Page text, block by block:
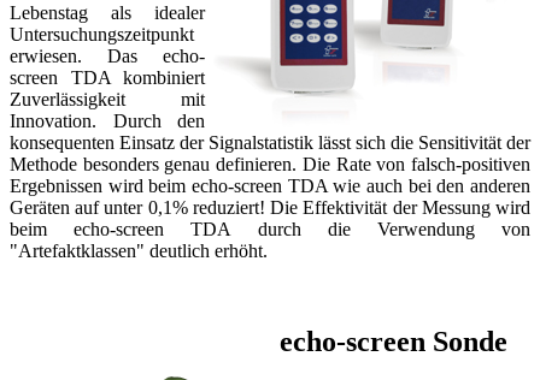
Lebenstag als idealer
Untersuchungszeitpunkt
erwiesen. Das echo-
screen TDA kombiniert
Zuverlässigkeit mit
Innovation. Durch den
konsequenten Einsatz der Signalstatistik lässt sich die Sensitivität der
Methode besonders genau definieren. Die Rate von falsch-positiven
Ergebnissen wird beim echo-screen TDA wie auch bei den anderen
Geräten auf unter 0,1% reduziert! Die Effektivität der Messung wird
beim echo-screen TDA durch die Verwendung von
"Artefaktklassen" deutlich erhöht.
echo-screen Sonde